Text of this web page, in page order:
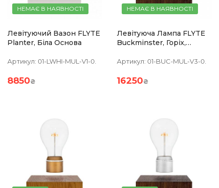
НЕМАЄ В НАЯВНОСТІ
Левітуючий Вазон FLYTE
Planter, Біла Основа
Артикул: 01-LWHI-MUL-V1-0.
8850₴
НЕМАЄ В НАЯВНОСТІ
Левітуюча Лампа FLYTE
Buckminster, Горіх,
Артикул: 01-BUC-MUL-V3-0.
16250₴